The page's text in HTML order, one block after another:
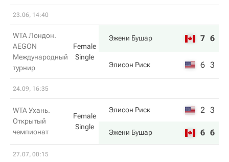
23.06, 14:40
WTA Лондон.
AEGON
Международный
турнир
Female
Single
Эжени Бушар 7 6
Элисон Риск 6 3
24.09, 16:35
WTA Ухань.
Открытый
чемпионат
Female
Single
Элисон Риск 2 3
Эжени Бушар 6 6
27.07, 00:15